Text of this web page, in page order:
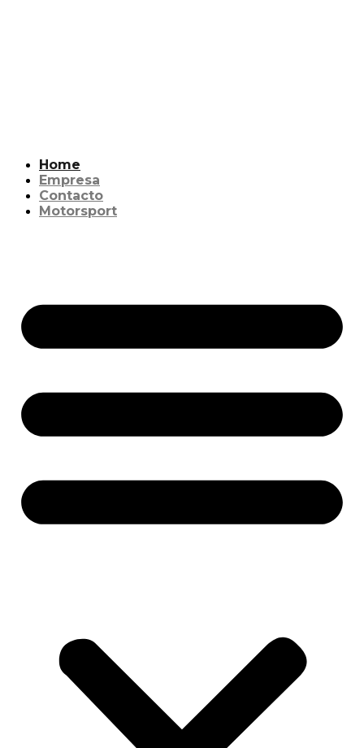
Home
Empresa
Contacto
Motorsport